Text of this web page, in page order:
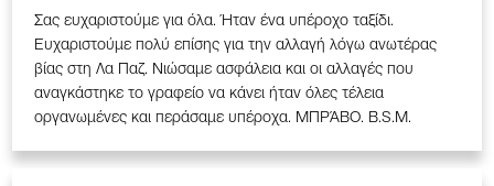
Σας ευχαριστούμε για όλα. Ήταν ένα υπέροχο ταξίδι.
Ευχαριστούμε πολύ επίσης για την αλλαγή λόγω ανωτέρας
βίας στη Λα Παζ. Νιώσαμε ασφάλεια και οι αλλαγές που
αναγκάστηκε το γραφείο να κάνει ήταν όλες τέλεια
οργανωμένες και περάσαμε υπέροχα. ΜΠΡΆΒΟ. B.S.M.